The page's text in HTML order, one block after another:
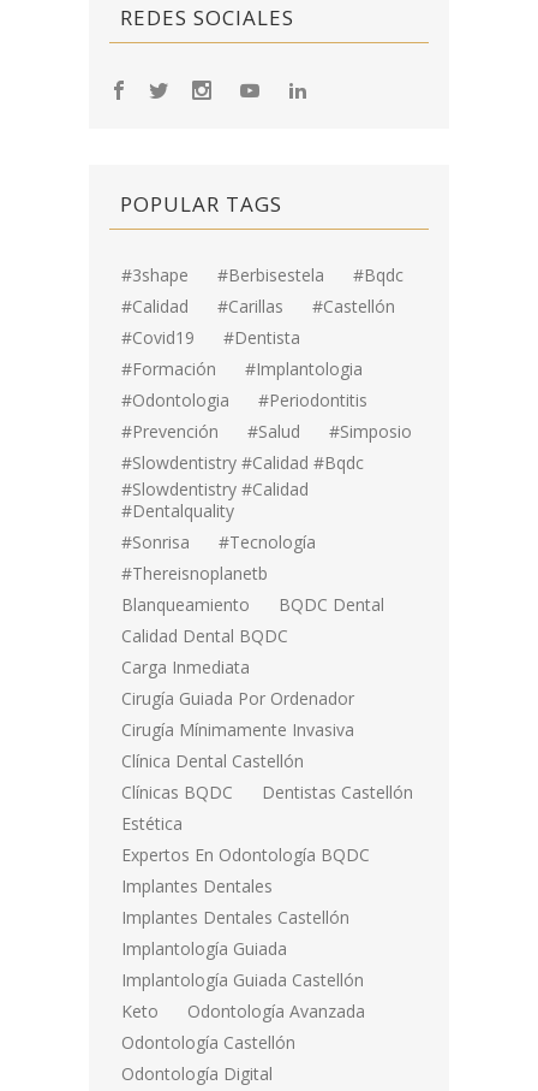
REDES SOCIALES
POPULAR TAGS
#3shape #berbisestela
#bqdc
#calidad
#carillas
#Castellón
#covid19
#dentista
#formación
#implantologia
#odontologia
#periodontitis
#prevención
#salud
#simposio
#Slowdentistry #calidad #bqdc
#Slowdentistry #calidad
#dentalquality
#sonrisa
#tecnología
#thereisnoplanetb
Blanqueamiento
BQDC Dental
Calidad Dental BQDC
Carga Inmediata
Cirugía Guiada Por Ordenador
Cirugía Mínimamente Invasiva
Clínica Dental Castellón
Clínicas BQDC
Dentistas Castellón
Estética
Expertos En Odontología BQDC
Implantes Dentales
Implantes Dentales Castellón
Implantología Guiada
Implantología Guiada Castellón
Keto
Odontología Avanzada
Odontología Castellón
Odontología Digital